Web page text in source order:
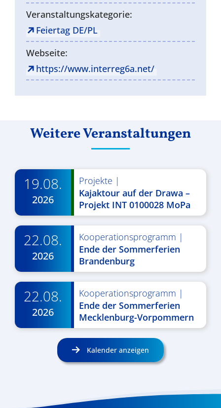
Veranstaltungskategorie:
Feiertag DE/PL
Webseite:
https://www.interreg6a.net/
Weitere Veranstaltungen
19.08.
2026
Projekte |
Kajaktour auf der Drawa –
Projekt INT 0100028 MoPa
22.08.
2026
Kooperationsprogramm |
Ende der Sommerferien
Brandenburg
22.08.
2026
Kooperationsprogramm |
Ende der Sommerferien
Mecklenburg-Vorpommern
Kalender anzeigen